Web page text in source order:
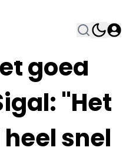
goed
"Het
snel